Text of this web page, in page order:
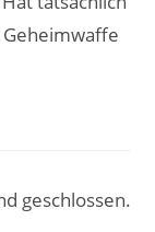
geschlossen.